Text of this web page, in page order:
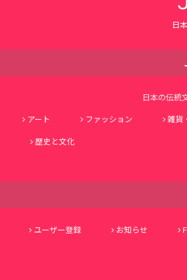
日
日本の伝統
アート ファッション 雑貨
歴史と文化
ユーザー登録 お知らせ